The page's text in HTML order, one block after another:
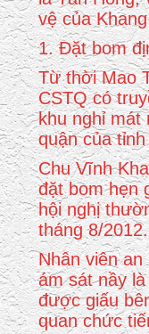
vệ của
1. Đặt bom
Từ thời Mao
CSTQ có
khu nghỉ
quận của
Chu Vĩnh
đặt bom hẹn
hội nghị
tháng 8/2012.
Nhân viên
ám sát nầy
được giấu
quan chức